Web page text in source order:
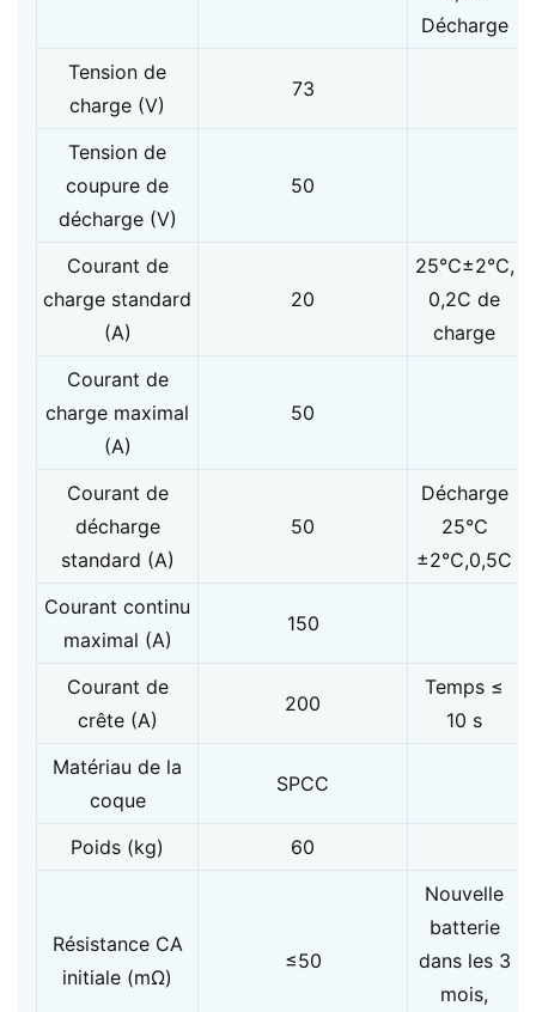
Décharge
Tension de
charge (V)
73
Tension de
coupure de
décharge (V)
50
Courant de
charge standard
(A)
20
25℃±2℃,
0,2C de
charge
Courant de
charge maximal
(A)
50
Courant de
décharge
standard (A)
50
Décharge
25℃
±2℃,0,5C
Courant continu
maximal (A)
150
Courant de
crête (A)
200
Temps ≤
10 s
Matériau de la
coque
SPCC
Poids (kg) 60
Résistance CA
initiale (mΩ)
≤50
Nouvelle
batterie
dans les 3
mois,